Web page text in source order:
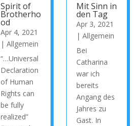
Spirit of
Brotherho
od
Apr 4, 2021
| Allgemein
“…Universal
Declaration
of Human
Rights can
be fully
realized”
Mit Sinn in
den Tag
Apr 3, 2021
|Allgemein
Bei
Catharina
war ich
bereits
Angang des
Jahres zu
Gast. In